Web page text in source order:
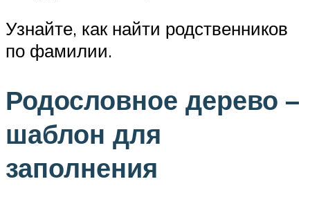
Узнайте,­­ как найти родственников
по фамилии.
Родословное дерево –
шаблон для
заполнения